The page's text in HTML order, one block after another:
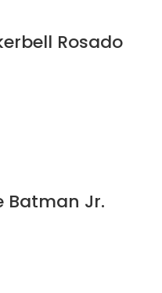
Rosado
Batman Jr.